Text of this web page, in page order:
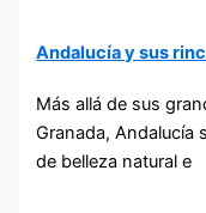
Andalucía y sus
Más allá de sus
Granada, Andalucía
de belleza natural e